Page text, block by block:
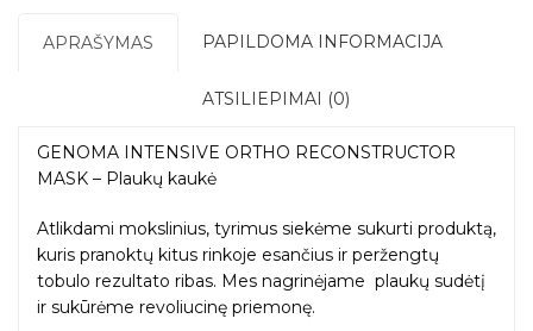
plaukų
APRAŠYMAS PAPILDOMA INFORMACIJA
ATSILIEPIMAI (0)
GENOMA INTENSIVE ORTHO RECONSTRUCTOR
MASK – Plaukų kaukė
Atlikdami mokslinius, tyrimus siekėme sukurti produktą,
kuris pranoktų kitus rinkoje esančius ir peržengtų
tobulo rezultato ribas. Mes nagrinėjame plaukų sudėtį
ir sukūrėme revoliucinę priemonę.